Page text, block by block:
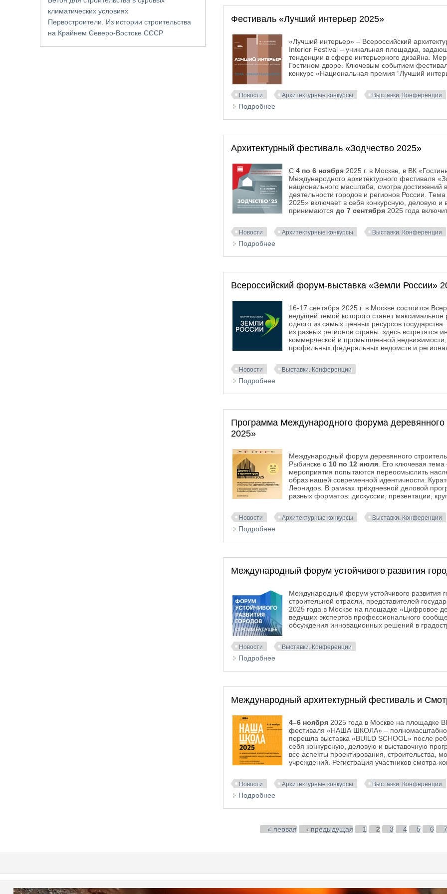
Фестиваль «Лучший интерьер 2025»
«Лучший интерьер» – Всероссийский
Interior Festival – уникальная площадка,
тенденции в сфере интерьерного дизайна.
Гостином дворе. Ключевым событием
конкурс «Национальная премия “Лучший
Новости Архитектурные конкурсы Выставки. Конференции
Подробнее
Архитектурный фестиваль «Зодчество 2025»
С4 по 6 ноября 2025 г. в Москве, в ВК
Международного архитектурного фестиваля
национального масштаба, смотра достижений
деятельности городов и регионов России.
2025» включает в себя конкурсную, деловую
принимаютсядо 7 сентября 2025 года
Новости Архитектурные конкурсы Выставки. Конференции
Подробнее
Всероссийский форум-выставка «Земли России»
16-17 сентября 2025 г. в Москве состоится
ведущей темой которого станет
одного из самых ценных ресурсов
из разных регионов страны: здесь встретятся
коммерческой и промышленной недвижимости,
профильных федеральных ведомств и
Новости Выставки. Конференции
Подробнее
Программа Международного форума деревянного
2025»
Международный форум деревянного
Рыбинскес 10 по 12 июля . Его ключевая
мероприятия попытаются переосмыслить
образ нашей современной идентичности.
Леонидов. В рамках трёхдневной деловой
разных форматов: дискуссии, презентации,
Новости Архитектурные конкурсы Выставки. Конференции
Подробнее
Международный форум устойчивого развития
Международный форум устойчивого развития
строительной отрасли, представителей
2025 года в Москве на площадке «Цифровое
ведущих экспертов профессионального
обсуждения инновационных решений в
Новости Выставки. Конференции
Подробнее
Международный архитектурный фестиваль и
4–6 ноября 2025 года в Москве на площадке
фестиваля «НАША ШКОЛА» –
перешла выставка «BUILD SCHOOL» после
себя конкурсную, деловую и выставочную
все аспекты проектирования, строительства,
учреждений. Регистрация участников смотра-
Новости Архитектурные конкурсы Выставки. Конференции
Подробнее
« первая ‹ предыдущая 1 2 3 4 5 6 7
климатических условиях
Первостроители. Из истории строительства
на Крайнем Северо-Востоке СССР